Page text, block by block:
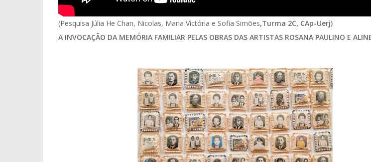
(Pesquisa Júlia He Chan, Nicolas, Maria Victória e Sofia Simões,Turma 2C, CAp-Uerj)
A INVOCAÇÃO DA MEMÓRIA FAMILIAR PELAS OBRAS DAS ARTISTAS ROSANA PAULINO E